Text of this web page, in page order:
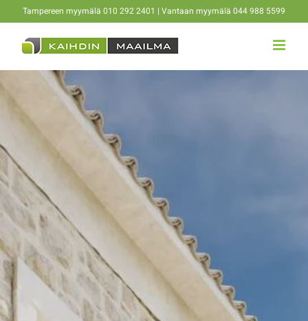
to
content
Tampereen myymälä 010 292 2401 | Vantaan myymälä 044 988 5599